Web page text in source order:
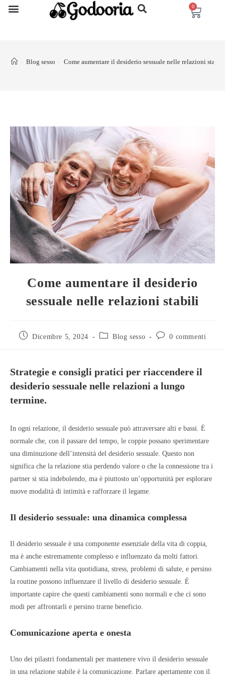
0
> Blog sesso > Come aumentare il desiderio sessuale nelle relazioni stabili
Come aumentare il desiderio
sessuale nelle relazioni stabili
Dicembre 5, 2024 Blog sesso 0 commenti
Strategie e consigli pratici per riaccendere il
desiderio sessuale nelle relazioni a lungo
termine.
In ogni relazione, il desiderio sessuale può attraversare alti e bassi. È
normale che, con il passare del tempo, le coppie possano sperimentare
una diminuzione dell’intensità del desiderio sessuale. Questo non
significa che la relazione stia perdendo valore o che la connessione tra i
partner si stia indebolendo, ma è piuttosto un’opportunità per esplorare
nuove modalità di intimità e rafforzare il legame.
Il desiderio sessuale: una dinamica complessa
Il desiderio sessuale è una componente essenziale della vita di coppia,
ma è anche estremamente complesso e influenzato da molti fattori.
Cambiamenti nella vita quotidiana, stress, problemi di salute, e persino
la routine possono influenzare il livello di desiderio sessuale. È
importante capire che questi cambiamenti sono normali e che ci sono
modi per affrontarli e persino trarne beneficio.
Comunicazione aperta e onesta
Uno dei pilastri fondamentali per mantenere vivo il desiderio sessuale
in una relazione stabile è la comunicazione. Parlare apertamente con il